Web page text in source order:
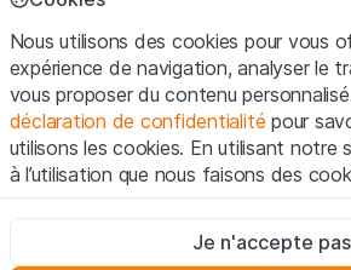
protection spécifique des investisseurs
Conditions d'utilisation et
En utilisant le Site Web de Leonteq
"Site Web"), vous confirmez que vous
vous acceptez les informations
vous n'acceptez pas les Conditions
vous abstenir d'utiliser ce Site Web.
Nous utilisons des cookies pour vous
expérience de navigation, analyser le
vous proposer du contenu
déclaration de confidentialité pour
utilisons les cookies. En utilisant notre
à l’utilisation que nous faisons des
Ces cookies sont nécessaires au bon
Je n'accepte pas